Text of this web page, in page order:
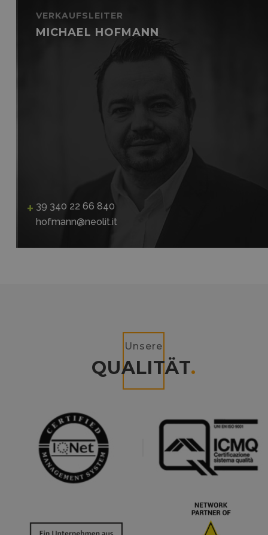
VERKAUFSLEITER
MICHAEL HOFMANN
39 340 22 66 840
hofmann@neolit.it
Unsere
QUALITÄT.